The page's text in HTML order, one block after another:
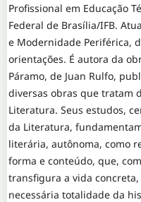
Profissional em Educação
Federal de Brasília/IFB.
e Modernidade Periférica,
orientações. É autora da
Páramo, de Juan Rulfo,
diversas obras que tratam
Literatura. Seus estudos,
da Literatura,
literária, autônoma, como
forma e conteúdo, que,
transfigura a vida
necessária totalidade da